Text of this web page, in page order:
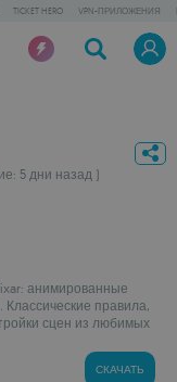
TICKET HERO VPN-ПРИЛОЖЕНИЯ
5 дни назад )
анимированные
Классические правила,
сцен из любимых
СКАЧАТЬ